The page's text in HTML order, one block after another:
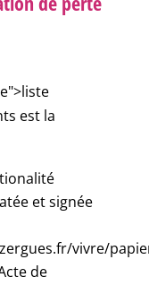
est la
et signée
vivre/
de